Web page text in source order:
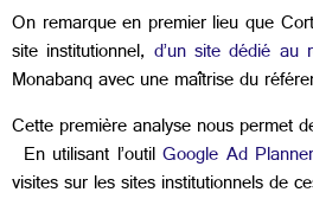
On remarque en premier lieu que
site institutionnel, d’un site dédié au
Monabanq avec une maîtrise du
Cette première analyse nous permet
En utilisant l’outilGoogle Ad Planner
visites sur les sites institutionnels de